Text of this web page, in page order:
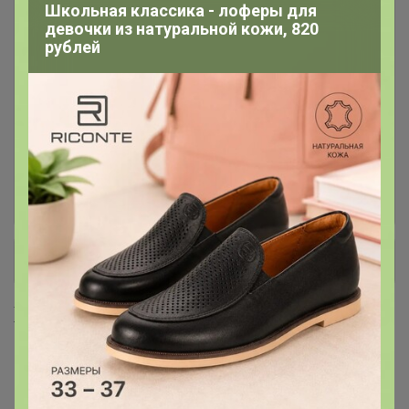
Консервация
Лапша, макароны, фунчоза 16
Масло кокосовое, оливковое,
кунжутное, фритюрное
4
Мука панировочная, сухари, 7
+ Ещё 28 каталогов
Хиты продаж
Школьная классика - лоферы для
девочки из натуральной кожи, 820
рублей